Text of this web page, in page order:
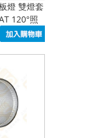
燈 雙燈套
120°照